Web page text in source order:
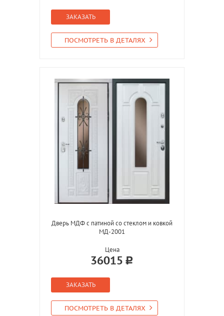
ЗАКАЗАТЬ
ПОСМОТРЕТЬ В ДЕТАЛЯХ
Дверь МДФ с патиной со стеклом и ковкой
МД-2001
Цена
36015
ЗАКАЗАТЬ
ПОСМОТРЕТЬ В ДЕТАЛЯХ